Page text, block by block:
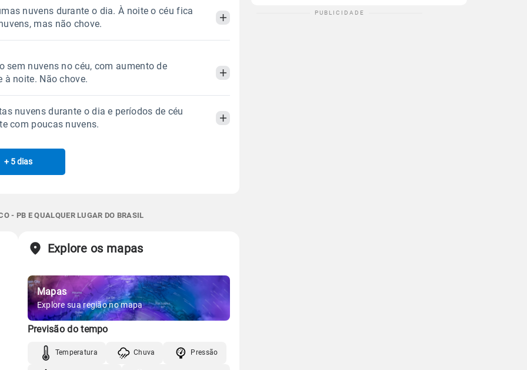
Noite
0.0mm
34%82%
05:42h às 17:33h
Minguante
nuvens durante o dia. À noite o céu fica
mas não chove.
Tarde Noite
Chuva
0.0mm
Umidade do ar
33%84%
05:41h às 17:33h
sem nuvens no céu, com aumento de
à noite. Não chove.
Chuva
Vento Umidade
nuvens durante o dia e períodos de céu
com poucas nuvens.
ManhãTarde
0.0mm
38%
05:41h às 17:33h
Nova
Gráfico
Vento Umidade
+ 5 dias
- PB E QUALQUER LUGAR DO BRASIL
Explore os mapas
Mapas
Explore sua região no mapa
Previsão do tempo
Temperatura Chuva Pressão